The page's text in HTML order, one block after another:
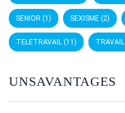
SENIOR (1) SEXISME (2)
TELETRAVAIL (11) TRAVAIL
UNSAVANTAGES